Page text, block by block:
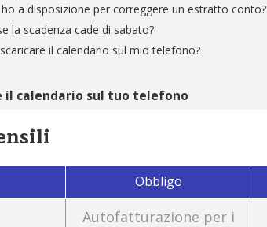
a disposizione per correggere un estratto conto?
la scadenza cade di sabato?
il calendario sul mio telefono?
il calendario sul tuo telefono
Obbligo
Autofatturazione per i